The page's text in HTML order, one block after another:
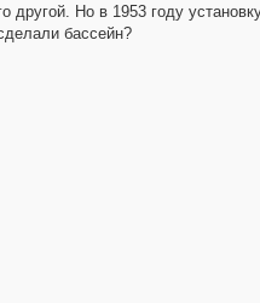
другой. Но в 1953 году
бассейн?